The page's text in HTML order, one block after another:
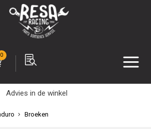
0
Advies in de winkel
Broeken